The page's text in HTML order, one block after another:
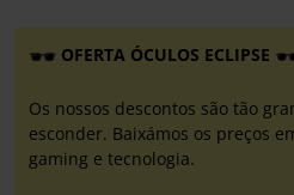
OFERTA ÓCULOS ECLIPSE
Os nossos descontos são tão
esconder. Baixámos os preços
gaming e tecnologia.